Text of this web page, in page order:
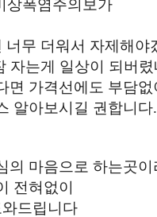
상폭염주의보가
너무 더워서 자제해야
자는게 일상이 되버
면 가격선에도 부담없
알아보시길 권합니다.
의 마음으로 하는곳이
전혀없이
드립니다